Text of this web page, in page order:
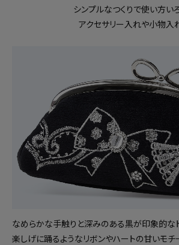
シンプルなつくりで使い方い
アクセサリー入れや小物入
なめらかな手触りと深みのある黒が印象的な
楽しげに踊るようなリボンやハートの甘いモ